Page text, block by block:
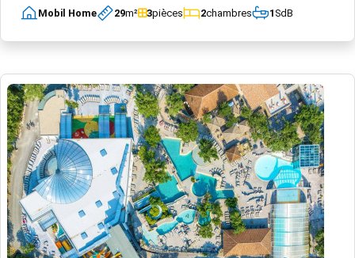
Mobil Home 29m² 3pièces 2chambres 1SdB